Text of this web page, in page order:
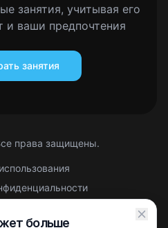
занятия, учитывая его
и ваши предпочтения
занятия
права защищены.
больше